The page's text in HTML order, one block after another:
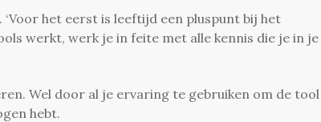
het eerst is leeftijd een pluspunt bij het
werkt, werk je in feite met alle kennis die je in je
Wel door al je ervaring te gebruiken om de tool
hebt.